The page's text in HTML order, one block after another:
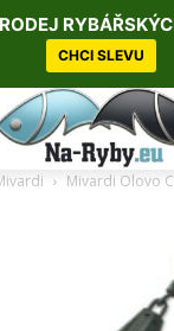
Mivardi Olovo
CHCI SLEVU